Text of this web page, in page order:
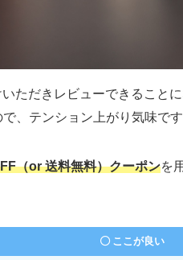
ただきレビューできることに
、テンション上がり気味です
（or 送料無料）クーポンを
ここが良い